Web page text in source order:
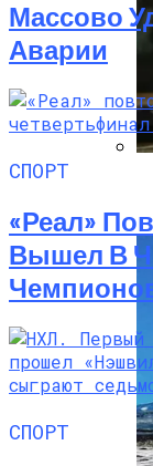
Массово
Аварии
СПОРТ
«Реал»
Вышел В
СПОРТ